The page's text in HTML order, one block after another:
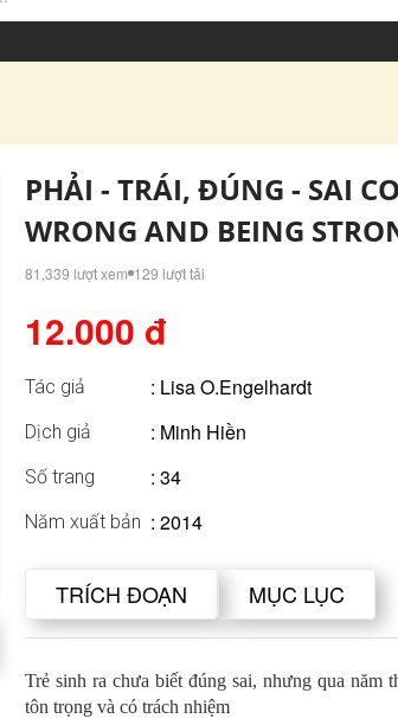
PHẢI - TRÁI, ĐÚNG - SAI
WRONG AND BEING
81,339 lượt xem 129 lượt tải
12.000 đ
Tác giả : Lisa O.Engelhardt
Dịch giả : Minh Hiền
Số trang : 34
Năm xuất bản : 2014
TRÍCH ĐOẠN MỤC LỤC
Trẻ sinh ra chưa biết đúng sai, nhưng qua năm
tôn trọng và có trách nhiệm